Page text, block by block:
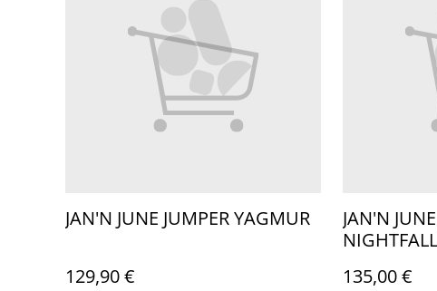
JAN'N JUNE JUMPER YAGMUR
129,90 €
JAN'N
NIGHTFALL
135,00 €